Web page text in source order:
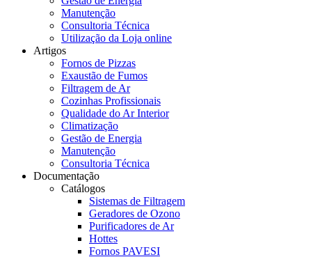
Manutenção
Consultoria Técnica
Utilização da Loja online
Artigos
Fornos de Pizzas
Exaustão de Fumos
Filtragem de Ar
Cozinhas Profissionais
Qualidade do Ar Interior
Climatização
Gestão de Energia
Manutenção
Consultoria Técnica
Documentação
Catálogos
Sistemas de Filtragem
Geradores de Ozono
Purificadores de Ar
Hottes
Fornos PAVESI